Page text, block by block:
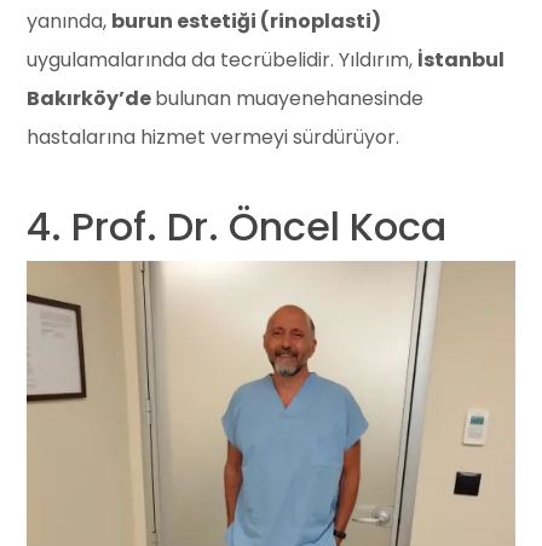
yanında, burun estetiği (rinoplasti)
uygulamalarında da tecrübelidir. Yıldırım, İstanbul
Bakırköy’debulunan muayenehanesinde
hastalarına hizmet vermeyi sürdürüyor.
4. Prof. Dr. Öncel Koca